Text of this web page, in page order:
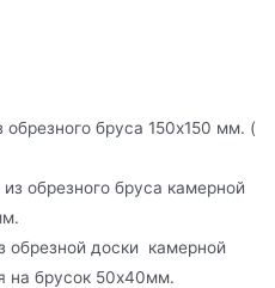
бруса 150х150 мм. (
обрезного бруса камерной
обрезной доски камерной
на брусок 50х40мм.